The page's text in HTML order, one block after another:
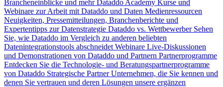
Brancheneinblicke und mehr Dataddo Academy Kurse und
Webinare zur Arbeit mit Dataddo und Daten Medienressourcen
Neuigkeiten, Pressemitteilungen, Branchenberichte und
Expertentipps zur Datenstrategie Dataddo vs. Wettbewerber Sehen
Sie, wie Dataddo im Vergleich zu anderen beliebten
Datenintegrationstools abschneidet Webinare Live-Diskussionen
und Demonstrationen von Dataddo und Partnern Partnerprogramme
Entdecken Sie die Technologie- und Beratungspartnerprogramme
von Dataddo Strategische Partner Unternehmen, die Sie kennen und
denen Sie vertrauen und deren Lösungen unsere ergänzen